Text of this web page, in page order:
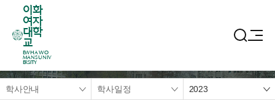
이화
여자
대학
교
EWHA WO
MANS UNIV
ERSITY
학사안내 학사일정 2023